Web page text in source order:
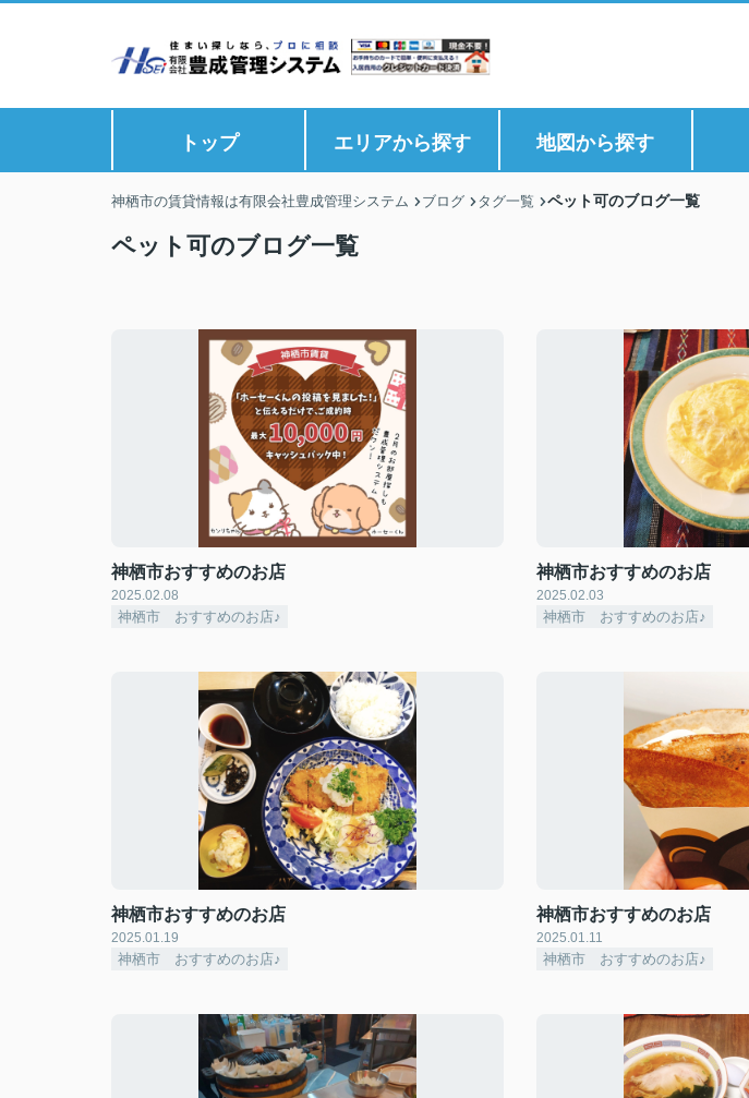
トップ エリアから探す 地図から探す
神栖市の賃貸情報は有限会社豊成管理システム ブログ タグ一覧 ペット可のブログ一覧
ペット可のブログ一覧
神栖市おすすめのお店
2025.02.08
神栖市 おすすめのお店♪
神栖市おすすめのお店
2025.02.03
神栖市 おすすめのお店♪
神栖市おすすめのお店
2025.01.19
神栖市 おすすめのお店♪
神栖市おすすめのお店
2025.01.11
神栖市 おすすめのお店♪